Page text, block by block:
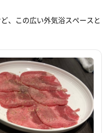
、この広い外気浴スペースと